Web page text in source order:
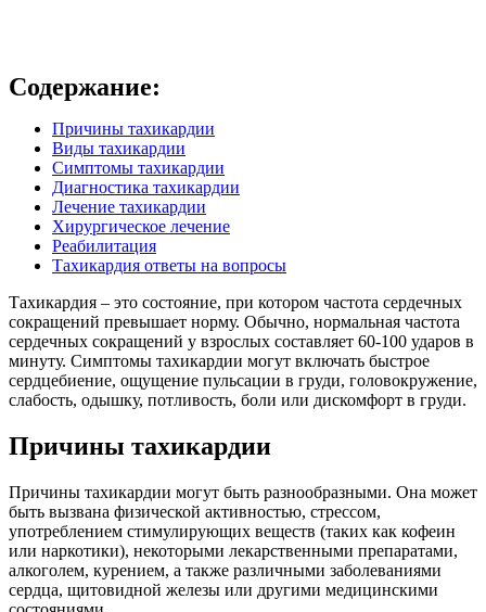
Содержание:
Причины тахикардии
Виды тахикардии
Симптомы тахикардии
Диагностика тахикардии
Лечение тахикардии
Хирургическое лечение
Реабилитация
Тахикардия ответы на вопросы
Тахикардия – это состояние, при котором частота сердечных
сокращений превышает норму. Обычно, нормальная частота
сердечных сокращений у взрослых составляет 60-100 ударов в
минуту. Симптомы тахикардии могут включать быстрое
сердцебиение, ощущение пульсации в груди, головокружение,
слабость, одышку, потливость, боли или дискомфорт в груди.
Причины тахикардии
Причины тахикардии могут быть разнообразными. Она может
быть вызвана физической активностью, стрессом,
употреблением стимулирующих веществ (таких как кофеин
или наркотики), некоторыми лекарственными препаратами,
алкоголем, курением, а также различными заболеваниями
сердца, щитовидной железы или другими медицинскими